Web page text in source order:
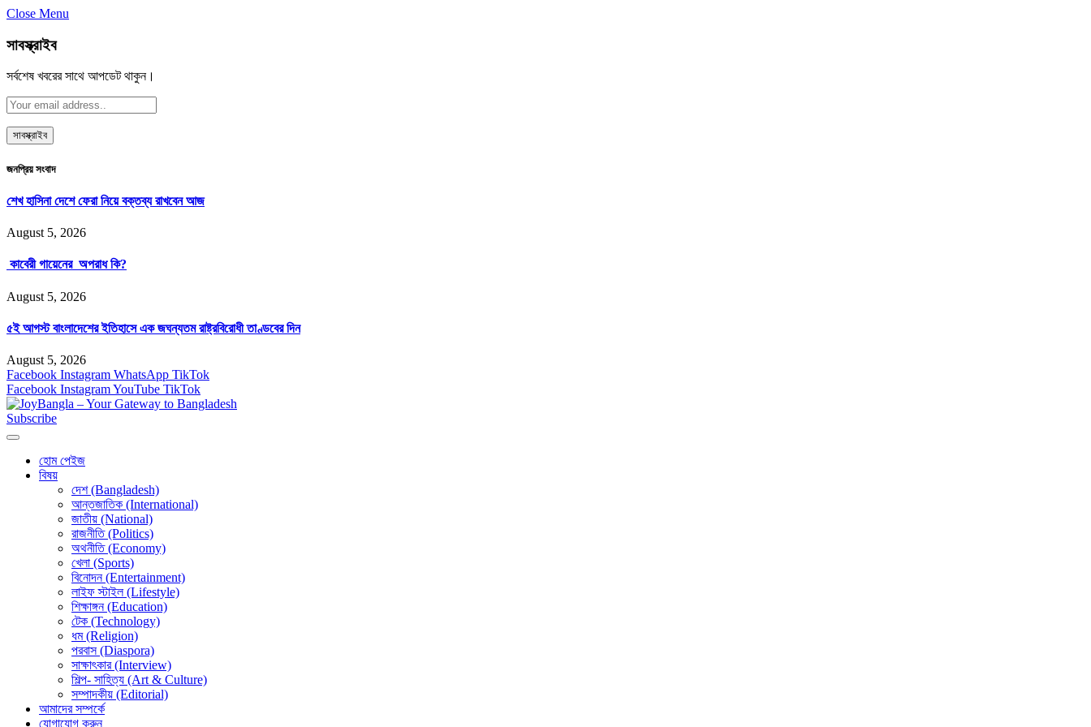
Close Menu
সাবস্ক্রাইব
সর্বশেষ খবরের সাথে আপডেট থাকুন।
জনপ্রিয় সংবাদ
শেখ হাসিনা দেশে ফেরা নিয়ে বক্তব্য রাখবেন আজ
August 5, 2026
কাবেরী গায়েনের অপরাধ কি?
August 5, 2026
৫ই আগস্ট বাংলাদেশের ইতিহাসে এক জঘন্যতম রাষ্ট্রবিরোধী তাণ্ডবের দিন
August 5, 2026
Facebook Instagram WhatsApp TikTok
Facebook InstagramYouTube TikTok
Subscribe
হোম পেইজ
বিষয়
দেশ (Bangladesh)
আন্তজাতিক (International)
জাতীয় (National)
রাজনীতি (Politics)
অথনীতি (Economy)
খেলা (Sports)
বিনোদন (Entertainment)
লাইফ স্টাইল (Lifestyle)
শিক্ষাঙ্গন (Education)
টেক (Technology)
ধম (Religion)
পরবাস (Diaspora)
সাক্ষাৎকার (Interview)
শিল্প- সাহিত্য (Art & Culture)
সম্পাদকীয় (Editorial)
আমাদের সম্পর্কে
যোগাযোগ করুন